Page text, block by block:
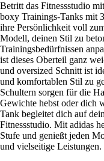
Betritt das Fitnessstudio
boxy Trainings-Tanks mit
ihre Persönlichkeit voll
Modell, deinen Stil zu
Trainingsbedürfnissen
ist dieses Oberteil ganz
und oversized Schnitt ist
und komfortablen Stil zu
Schultern sorgen für die
Gewichte hebst oder dich
Tank begleitet dich auf
Fitnessstudio. Mit adidas
Stufe und genießt jeden
und vielseitige Leistungen.